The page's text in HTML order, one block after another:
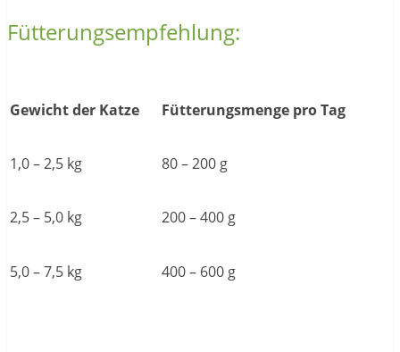
Fütterungsempfehlung:
Gewicht der Katze Fütterungsmenge pro Tag
1,0 – 2,5 kg 80 – 200 g
2,5 – 5,0 kg 200 – 400 g
5,0 – 7,5 kg 400 – 600 g